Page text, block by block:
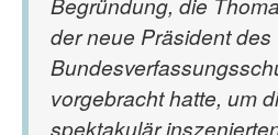
der neue Präsident des
vorgebracht hatte, um
spektakulär